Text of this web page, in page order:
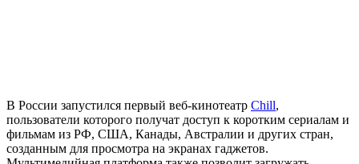
В России запустился первый веб-кинотеатр Chill,
пользователи которого получат доступ к коротким сериалам и
фильмам из РФ, США, Канады, Австралии и других стран,
созданным для просмотра на экранах гаджетов.